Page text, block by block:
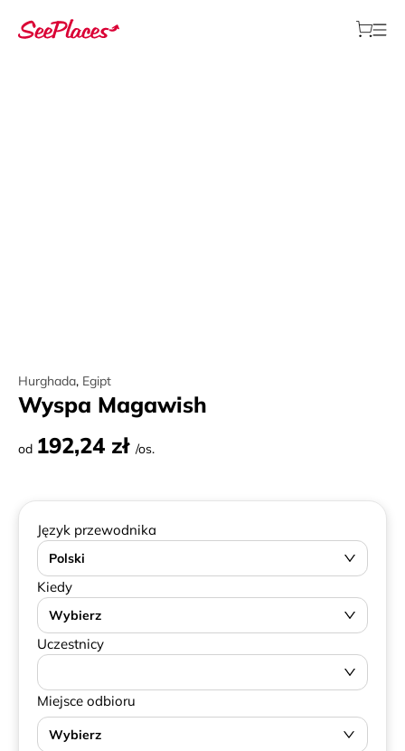
Hurghada, Egipt
Wyspa Magawish
od 192,24 zł /os.
Język przewodnika
Polski
Kiedy
Wybierz
Uczestnicy
Miejsce odbioru
Wybierz